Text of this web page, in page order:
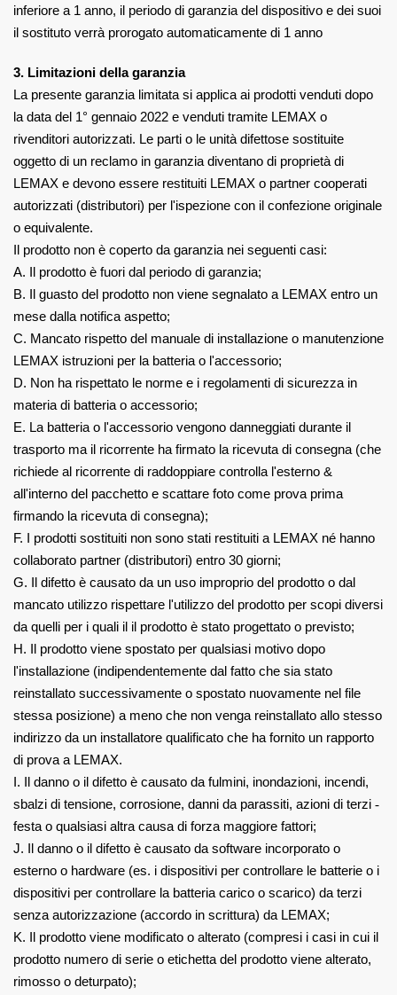
inferiore a 1 anno, il periodo di garanzia del dispositivo e dei suoi
il sostituto verrà prorogato automaticamente di 1 anno
3. Limitazioni della garanzia
La presente garanzia limitata si applica ai prodotti venduti dopo
la data del 1° gennaio 2022 e venduti tramite LEMAX o
rivenditori autorizzati. Le parti o le unità difettose sostituite
oggetto di un reclamo in garanzia diventano di proprietà di
LEMAX e devono essere restituiti LEMAX o partner cooperati
autorizzati (distributori) per l'ispezione con il confezione originale
o equivalente.
Il prodotto non è coperto da garanzia nei seguenti casi:
A. Il prodotto è fuori dal periodo di garanzia;
B. Il guasto del prodotto non viene segnalato a LEMAX entro un
mese dalla notifica aspetto;
C. Mancato rispetto del manuale di installazione o manutenzione
LEMAX istruzioni per la batteria o l'accessorio;
D. Non ha rispettato le norme e i regolamenti di sicurezza in
materia di batteria o accessorio;
E. La batteria o l'accessorio vengono danneggiati durante il
trasporto ma il ricorrente ha firmato la ricevuta di consegna (che
richiede al ricorrente di raddoppiare controlla l'esterno &
all'interno del pacchetto e scattare foto come prova prima
firmando la ricevuta di consegna);
F. I prodotti sostituiti non sono stati restituiti a LEMAX né hanno
collaborato partner (distributori) entro 30 giorni;
G. Il difetto è causato da un uso improprio del prodotto o dal
mancato utilizzo rispettare l'utilizzo del prodotto per scopi diversi
da quelli per i quali il il prodotto è stato progettato o previsto;
H. Il prodotto viene spostato per qualsiasi motivo dopo
l'installazione (indipendentemente dal fatto che sia stato
reinstallato successivamente o spostato nuovamente nel file
stessa posizione) a meno che non venga reinstallato allo stesso
indirizzo da un installatore qualificato che ha fornito un rapporto
di prova a LEMAX.
I.
Il danno o il difetto è causato da fulmini, inondazioni, incendi,
sbalzi di tensione, corrosione, danni da parassiti, azioni di terzi ‐
festa o qualsiasi altra causa di forza maggiore fattori;
J.
Il danno o il difetto è causato da software incorporato o
esterno o hardware (es. i dispositivi per controllare le batterie o i
dispositivi per controllare la batteria carico o scarico) da terzi
senza autorizzazione (accordo in scrittura) da LEMAX;
K. Il prodotto viene modificato o alterato (compresi i casi in cui il
prodotto numero di serie o etichetta del prodotto viene alterato,
rimosso o deturpato);